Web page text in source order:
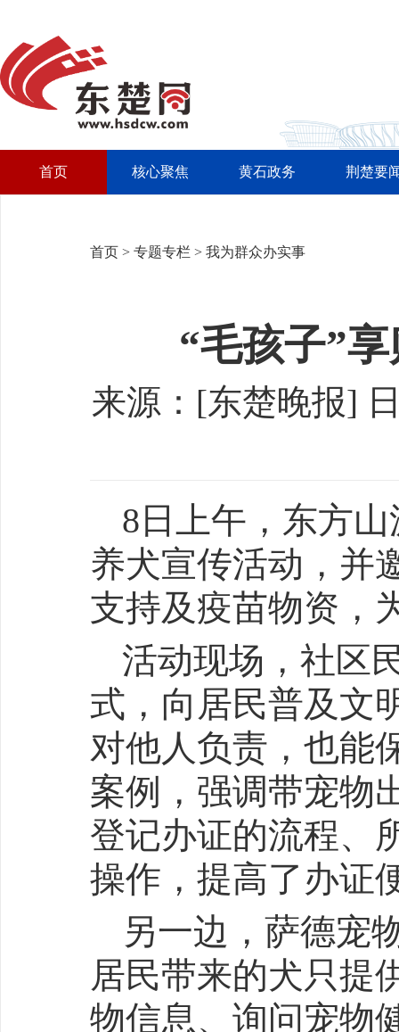
首页 核心聚焦 黄石政务 荆楚要
首页 > 专题专栏 > 我为群众办实事
“毛孩子”
来源：[东楚晚报]
8日上午，东方
养犬宣传活动，并
支持及疫苗物资，
活动现场，社区
式，向居民普及文
对他人负责，也能
案例，强调带宠物
登记办证的流程、
操作，提高了办证
另一边，萨德宠
居民带来的犬只提
物信息、询问宠物